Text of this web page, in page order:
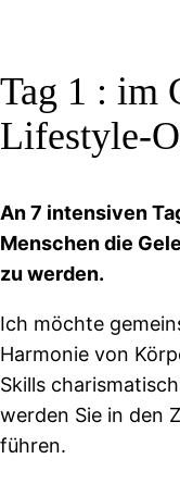
Tag 1 : im
Lifestyle-
An 7 intensiven
Menschen die
zu werden.
Ich möchte
Harmonie von
Skills
werden Sie in den
führen.